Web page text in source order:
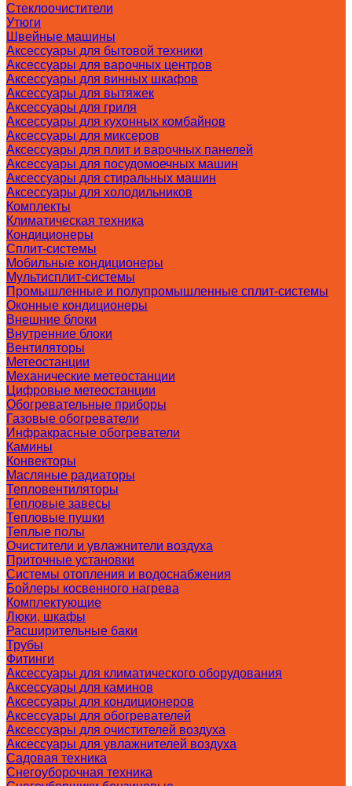
Стеклоочистители
Утюги
Швейные машины
Аксессуары для бытовой техники
Аксессуары для варочных центров
Аксессуары для винных шкафов
Аксессуары для вытяжек
Аксессуары для гриля
Аксессуары для кухонных комбайнов
Аксессуары для миксеров
Аксессуары для плит и варочных панелей
Аксессуары для посудомоечных машин
Аксессуары для стиральных машин
Аксессуары для холодильников
Комплекты
Климатическая техника
Кондиционеры
Сплит-системы
Мобильные кондиционеры
Мультисплит-системы
Промышленные и полупромышленные сплит-системы
Оконные кондиционеры
Внешние блоки
Внутренние блоки
Вентиляторы
Метеостанции
Механические метеостанции
Цифровые метеостанции
Обогревательные приборы
Газовые обогреватели
Инфракрасные обогреватели
Камины
Конвекторы
Масляные радиаторы
Тепловентиляторы
Тепловые завесы
Тепловые пушки
Теплые полы
Очистители и увлажнители воздуха
Приточные установки
Системы отопления и водоснабжения
Бойлеры косвенного нагрева
Комплектующие
Люки, шкафы
Расширительные баки
Трубы
Фитинги
Аксессуары для климатического оборудования
Аксессуары для каминов
Аксессуары для кондиционеров
Аксессуары для обогревателей
Аксессуары для очистителей воздуха
Аксессуары для увлажнителей воздуха
Садовая техника
Снегоуборочная техника